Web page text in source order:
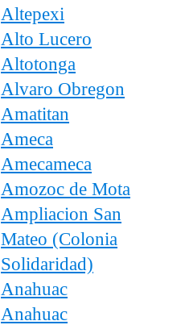
Altepexi
Alto Lucero
Altotonga
Alvaro Obregon
Amatitan
Ameca
Amecameca
Amozoc de Mota
Ampliacion San
Mateo (Colonia
Solidaridad)
Anahuac
Anahuac